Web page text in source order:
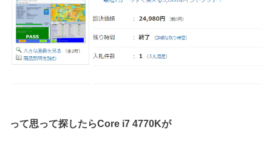
って思って探したらCore i7 4770Kが